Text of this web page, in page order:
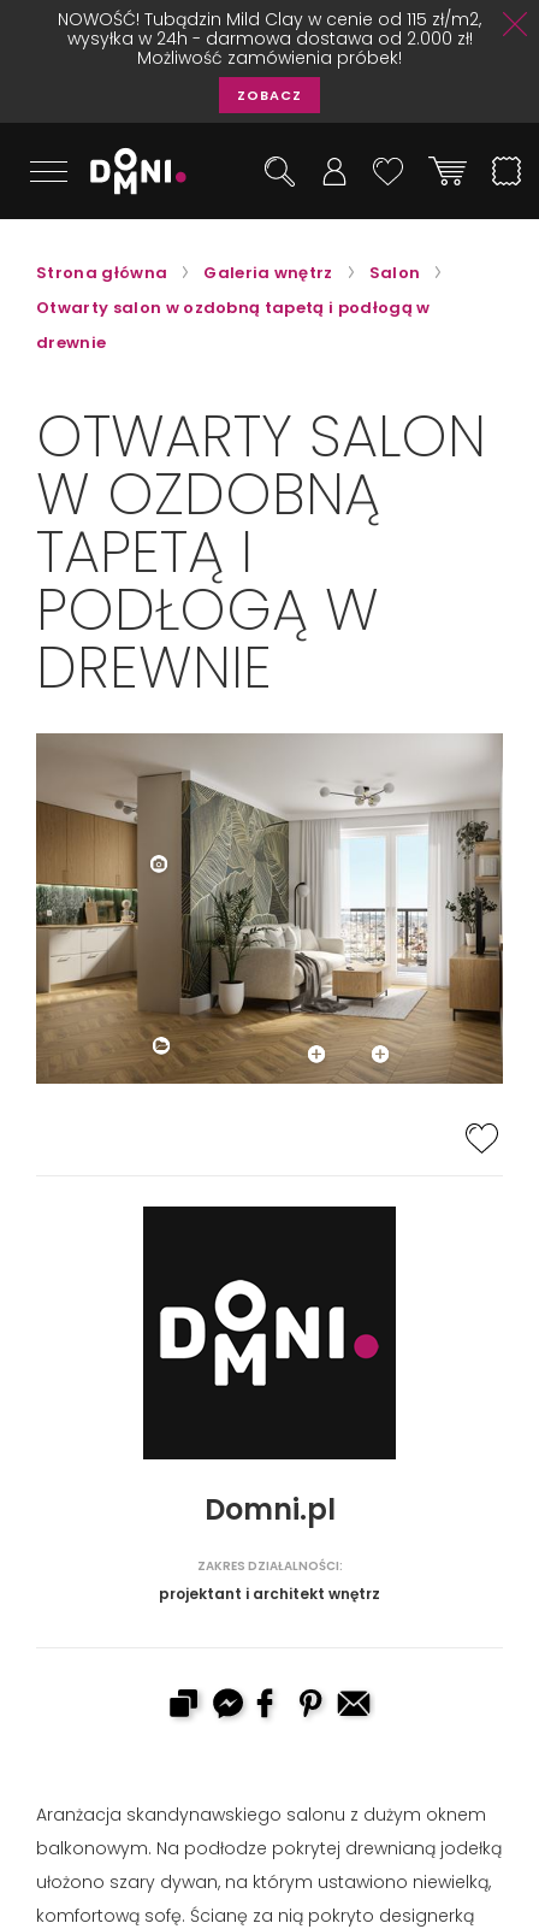
NOWOŚĆ! Tubądzin Mild Clay w cenie od 115 zł/m2,
wysyłka w 24h - darmowa dostawa od 2.000 zł!
Możliwość zamówienia próbek!
ZOBACZ
Strona główna Galeria wnętrz
Salon
Otwarty salon w ozdobną tapetą i podłogą w
drewnie
OTWARTY SALON
W OZDOBNĄ
TAPETĄ I
PODŁOGĄ W
DREWNIE
Domni.pl
ZAKRES DZIAŁALNOŚCI:
projektant i architekt wnętrz
Aranżacja skandynawskiego salonu z dużym oknem
balkonowym. Na podłodze pokrytej drewnianą jodełką
ułożono szary dywan, na którym ustawiono niewielką,
komfortową sofę. Ścianę za nią pokryto designerką